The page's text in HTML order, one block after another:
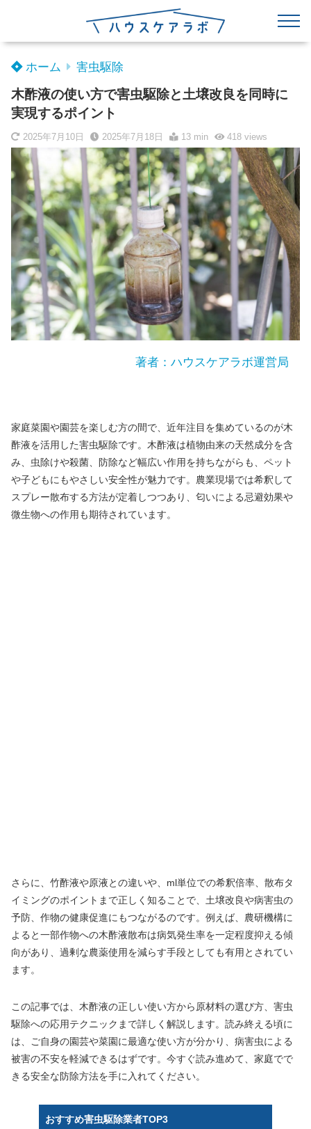
ホーム 害虫駆除
木酢液の使い方で害虫駆除と土壌改良を同時に
実現するポイント
2025年7月10日 2025年7月18日 13 min 418views
著者：ハウスケアラボ運営局
家庭菜園や園芸を楽しむ方の間で、近年注目を集めているのが木
酢液を活用した害虫駆除です。木酢液は植物由来の天然成分を含
み、虫除けや殺菌、防除など幅広い作用を持ちながらも、ペット
や子どもにもやさしい安全性が魅力です。農業現場では希釈して
スプレー散布する方法が定着しつつあり、匂いによる忌避効果や
微生物への作用も期待されています。
さらに、竹酢液や原液との違いや、ml単位での希釈倍率、散布タ
イミングのポイントまで正しく知ることで、土壌改良や病害虫の
予防、作物の健康促進にもつながるのです。例えば、農研機構に
よると一部作物への木酢液散布は病気発生率を一定程度抑える傾
向があり、過剰な農薬使用を減らす手段としても有用とされてい
ます。
この記事では、木酢液の正しい使い方から原材料の選び方、害虫
駆除への応用テクニックまで詳しく解説します。読み終える頃に
は、ご自身の園芸や菜園に最適な使い方が分かり、病害虫による
被害の不安を軽減できるはずです。今すぐ読み進めて、家庭でで
きる安全な防除方法を手に入れてください。
おすすめ害虫駆除業者TOP3